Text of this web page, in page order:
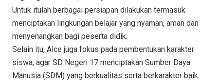
Untuk itulah berbagai persiapan dilakukan termasuk
menciptakan lingkungan belajar yang nyaman, aman dan
menyenangkan bagi peserta didik.
Selain itu, Alce juga fokus pada pembentukan karakter
siswa, agar SD Negeri 17 menciptakan Sumber Daya
Manusia (SDM) yang berkualitas serta berkarakter baik.